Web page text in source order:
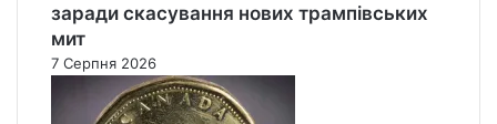
заради скасування нових трампівських
мит
7 Серпня 2026